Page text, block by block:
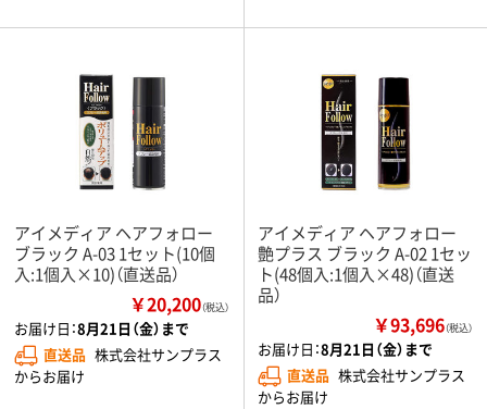
アイメディア ヘアフォロー
ブラック A-03 1セット(10個
入:1個入×10)（直送品）
￥20,200（税込）
お届け日：8月21日（金）まで
直送品 株式会社サンプラス
からお届け
アイメディア ヘアフォロー
艶プラス ブラック A-02 1セッ
ト(48個入:1個入×48)（直送
品）
￥93,696（税込）
お届け日：8月21日（金）まで
直送品 株式会社サンプラス
からお届け